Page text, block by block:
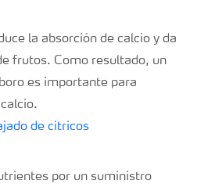
la absorción de calcio y da
frutos. Como resultado, un
es importante para
por un suministro